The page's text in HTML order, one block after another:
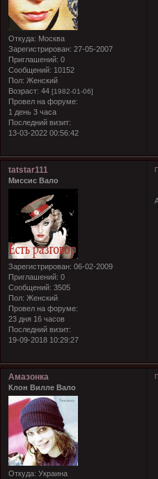
Откуда: Москва
Зарегистрирован: 27-05-2007
Приглашений: 0
Сообщений: 10152
Пол: Женский
Возраст: 44 [1982-01-06]
Провел на форуме:
1 день 3 часа
Последний визит:
13-03-2022 00:56:42
tatstar111
Миссис Вало
Зарегистрирован: 06-02-2009
Приглашений: 0
Сообщений: 3505
Пол: Женский
Провел на форуме:
23 дня 16 часов
Последний визит:
19-09-2018 10:29:27
Амазонка
Клон Вилле Вало
Откуда: Украина